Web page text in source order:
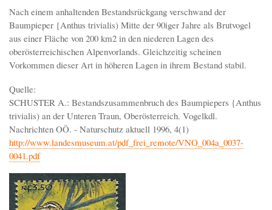
Nach einem anhaltenden Bestandsrückgang verschwand der
Baumpieper {Anthus trivialis) Mitte der 90iger Jahre als Brutvogel
aus einer Fläche von 200 km2 in den niederen Lagen des
oberösterreichischen Alpenvorlands. Gleichzeitig scheinen
Vorkommen dieser Art in höheren Lagen in ihrem Bestand stabil.
Quelle:
SCHUSTER A.: Bestandszusammenbruch des Baumpiepers {Anthus
trivialis) an der Unteren Traun, Oberösterreich. Vogelkdl.
Nachrichten OÖ. - Naturschutz aktuell 1996, 4(1)
http://www.landesmuseum.at/pdf_frei_remote/VNO_004a_0037-
0041.pdf